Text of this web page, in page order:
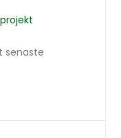
senaste